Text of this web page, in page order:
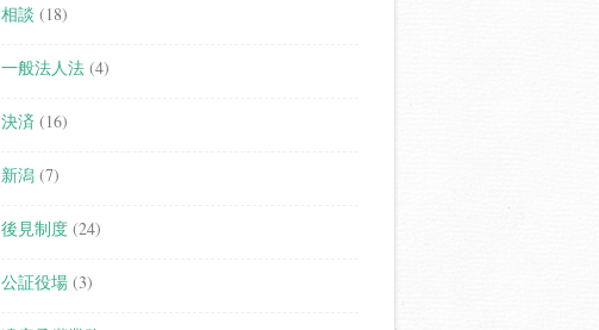
相談 (18)
一般法人法 (4)
決済 (16)
新潟 (7)
後見制度 (24)
公証役場 (3)